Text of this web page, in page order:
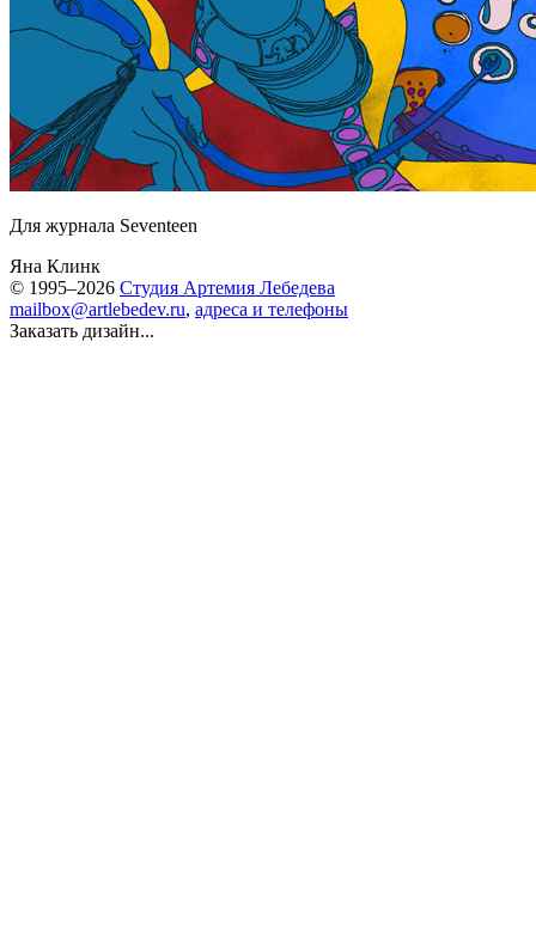
Для журнала Seventeen
Яна Клинк
© 1995–2026 Студия Артемия Лебедева
mailbox@artlebedev.ru, адреса и телефоны
Заказать дизайн...